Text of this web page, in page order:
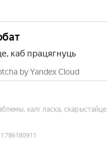
каб працягнуць
by Yandex Cloud
калі ласка, скарыстайце
1786180911